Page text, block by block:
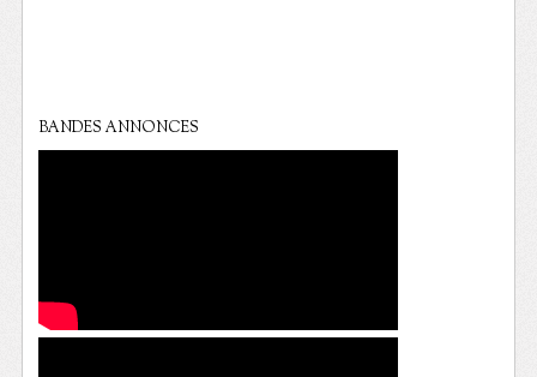
BANDES ANNONCES